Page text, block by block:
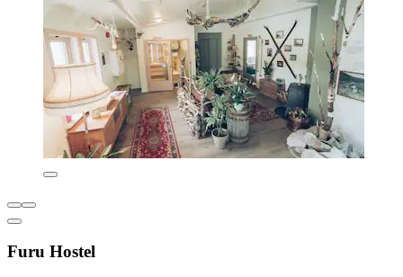
Furu Hostel